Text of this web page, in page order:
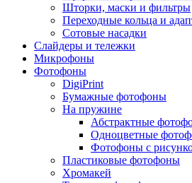
Шторки, маски и фильтры
Переходные кольца и
Сотовые насадки
Слайдеры и тележки
Микрофоны
Фотофоны
DigiPrint
Бумажные фотофоны
На пружине
Абстрактные
Одноцветные
Фотофоны с
Пластиковые фотофоны
Хромакей